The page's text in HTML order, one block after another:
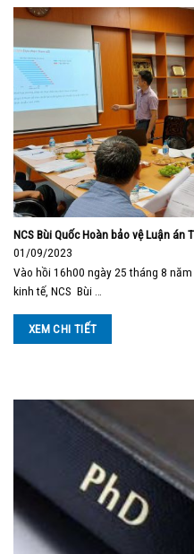
NCS Bùi Quốc Hoàn bảo vệ Luận án
01/09/2023
Vào hồi 16h00 ngày 25 tháng 8
kinh tế, NCS Bùi …
XEM CHI TIẾT